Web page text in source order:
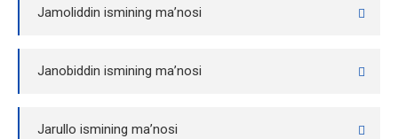
Jamoliddin ismining ma’nosi
Janobiddin ismining ma’nosi
Jarullo ismining ma’nosi